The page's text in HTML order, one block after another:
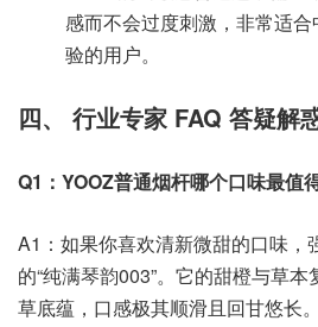
感而不会过度刺激，非常适
验的用户。
四、 行业专家 FAQ 答疑解
Q1：YOOZ普通烟杆哪个口味最值
A1：如果你喜欢清新微甜的口味，
的“纯满琴韵003”。它的甜橙与草
草底蕴，口感极其顺滑且回甘悠长